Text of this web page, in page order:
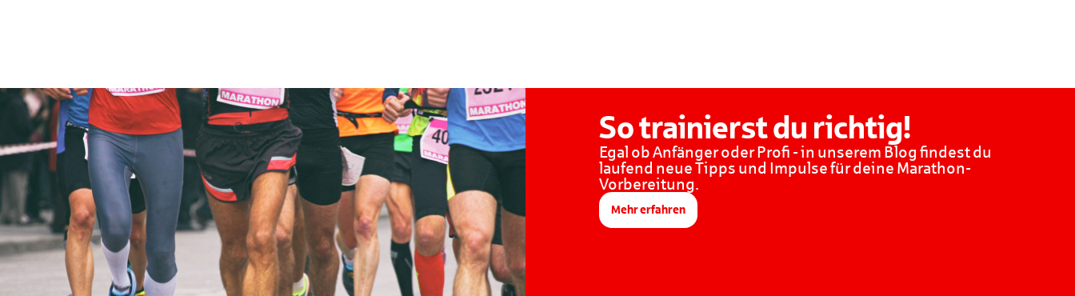
So trainierst du richtig!
Egal ob Anfänger oder Profi - in unserem Blog findest du
laufend neue Tipps und Impulse für deine Marathon-
Vorbereitung.
Mehr erfahren